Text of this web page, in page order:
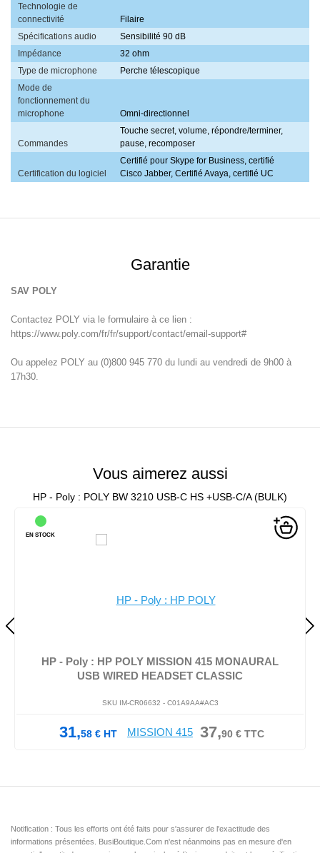
Technologie de
connectivité
Filaire
Spécifications audio
Sensibilité 90 dB
Impédance
32 ohm
Type de microphone
Perche télescopique
Mode de
fonctionnement du
microphone
Omni-directionnel
Commandes
Touche secret, volume, répondre/terminer,
pause, recomposer
Certification du logiciel
Certifié pour Skype for Business, certifié
Cisco Jabber, Certifié Avaya, certifié UC
Garantie
SAV POLY
Contactez POLY via le formulaire à ce lien :
https://www.poly.com/fr/fr/support/contact/email-support#
Ou appelez POLY au (0)800 945 770 du lundi au vendredi de 9h00 à
17h30.
Vous aimerez aussi
HP - Poly : POLY BW 3210 USB-C HS +USB-C/A (BULK)
HP - Poly : HP POLY MISSION 415 MONAURAL
USB WIRED HEADSET CLASSIC
SKU IM-CR06632 - C01A9AA#AC3
31,58 € HT 37,90€TTC
EN STOCK
Notification : Tous les efforts ont été faits pour s'assurer de l'exactitude des
informations présentées. BusiBoutique.Com n'est néanmoins pas en mesure d'en